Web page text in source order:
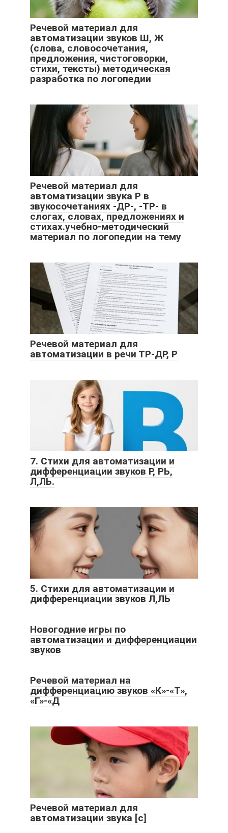
Речевой материал для
автоматизации звуков Ш, Ж
(слова, словосочетания,
предложения, чистоговорки,
стихи, тексты) методическая
разработка по логопедии
Речевой материал для
автоматизации звука Р в
звукосочетаниях -ДР-, -ТР- в
слогах, словах, предложениях и
стихах.учебно-методический
материал по логопедии на тему
Речевой материал для
автоматизации в речи ТР-ДР, Р
7. Стихи для автоматизации и
дифференциации звуков Р, РЬ,
Л,ЛЬ.
5. Стихи для автоматизации и
дифференциации звуков Л,ЛЬ
Новогодние игры по
автоматизации и дифференциации
звуков
Речевой материал на
дифференциацию звуков «К»-«Т»,
«Г»-«Д
Речевой материал для
автоматизации звука [с]